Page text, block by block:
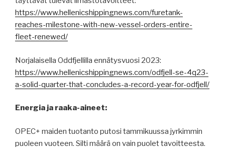
https://www.hellenicshippingnews.com/furetank-
reaches-milestone-with-new-vessel-orders-entire-
fleet-renewed/
Norjalaisella Oddfjellilla ennätysvuosi 2023:
https://www.hellenicshippingnews.com/odfjell-se-4q23-
a-solid-quarter-that-concludes-a-record-year-for-odfjell/
Energia ja raaka-aineet:
OPEC+ maiden tuotanto putosi tammikuussa jyrkimmin
puoleen vuoteen. Silti määrä on vain puolet tavoitteesta.